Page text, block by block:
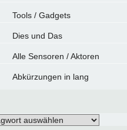
Tools / Gadgets
Dies und Das
Alle Sensoren / Aktoren
Abkürzungen in lang